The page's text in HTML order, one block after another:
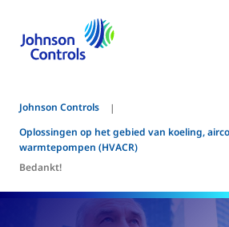
Johnson Controls
Oplossingen op het gebied van koeling,
warmtepompen (HVACR)
Bedankt!